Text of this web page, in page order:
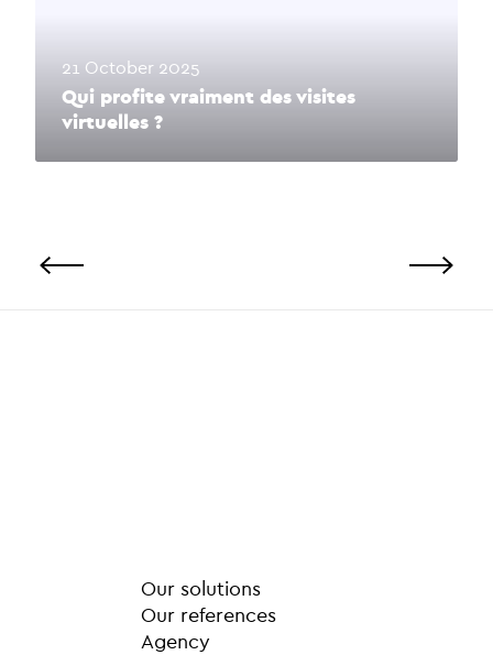
21 October 2025
Qui profite vraiment des visites
virtuelles ?
Our solutions
Our references
Agency